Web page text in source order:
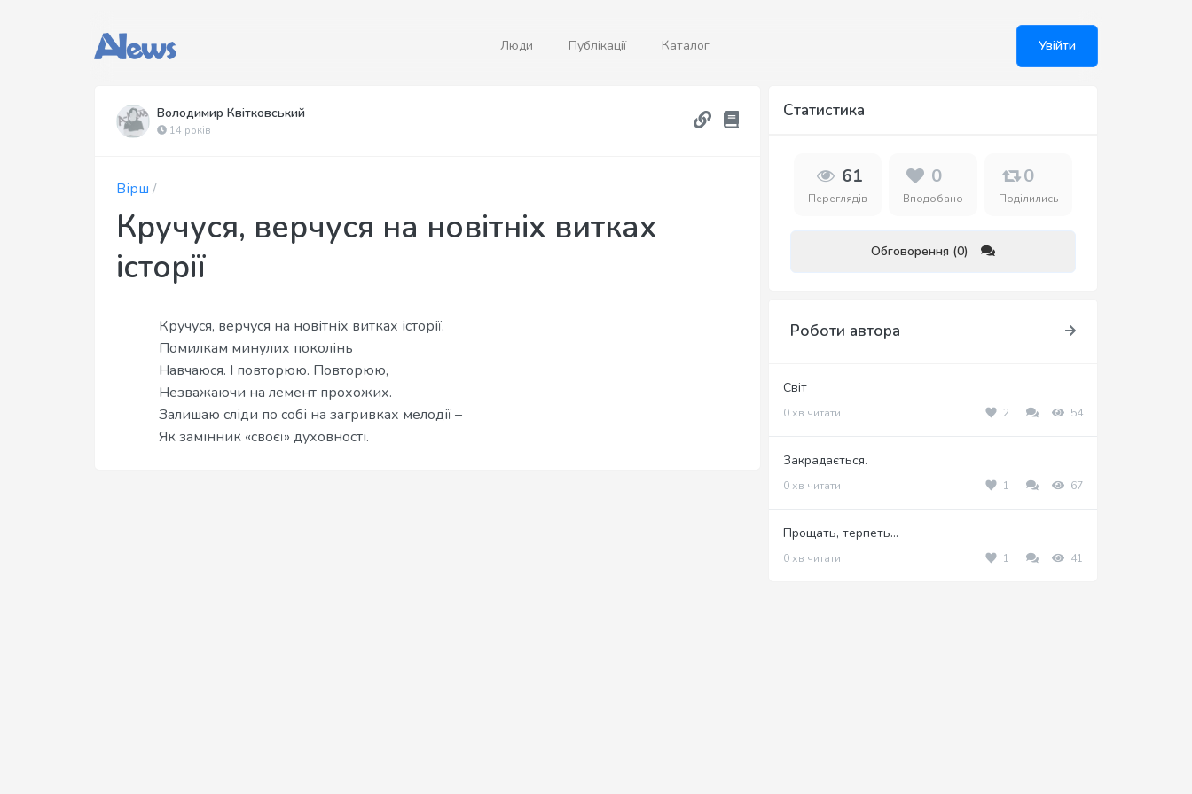
Люди Публікації Каталог Увійти
Володимир Квітковський
14 років
Вірш /
Кручуся, верчуся на новітніх витках
історії
Кручуся, верчуся на новітніх витках історії.
Помилкам минулих поколінь
Навчаюся. І повторюю. Повторюю,
Незважаючи на лемент прохожих.
Залишаю сліди по собі на загривках мелодії –
Як замінник «своєї» духовності.
Статистика
61
Переглядів
0
Вподобано
0
Поділились
Обговорення (0)
Роботи автора
Світ
0 хв читати 2 54
Закрадається.
0 хв читати 1 67
Прощать, терпеть…
0 хв читати 1 41